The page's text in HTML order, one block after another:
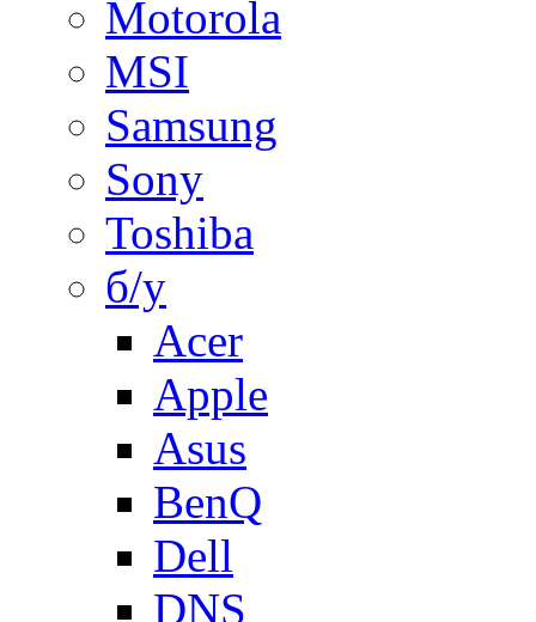
Motorola
MSI
Samsung
Sony
Toshiba
б/у
Acer
Apple
Asus
BenQ
Dell
DNS